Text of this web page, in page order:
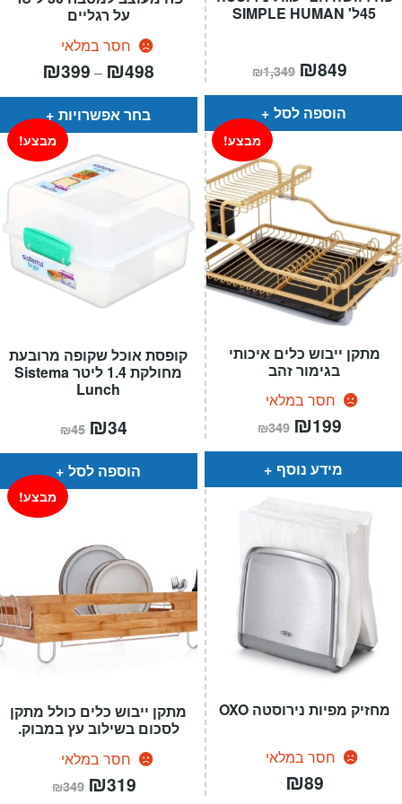
על רגליים
חסר במלאי
₪399 – ₪498
⁦₪399⁩
בחר אפשרויות
45ל' SIMPLE HUMAN
₪1,349 המחיר
המקורי
היה:
₪849
הוא:
הוספה לסל
קופסת אוכל שקופה מרובעת
מחולקת 1.4 ליטר Sistema
Lunch
מבצע!
₪45 המחיר
המקורי
היה:
₪45.
₪34
הוא:
הוספה לסל
מתקן ייבוש כלים איכותי
בגימור זהב
חסר במלאי
מבצע!
₪349 המחיר
המקורי
היה:
₪349.
₪199
הוא:
מידע נוסף
מתקן ייבוש כלים כולל מתקן
לסכום בשילוב עץ במבוק.
חסר במלאי
מבצע!
₪349 המחיר
המקורי
₪319
מחזיק מפיות נירוסטה OXO
חסר במלאי
₪89